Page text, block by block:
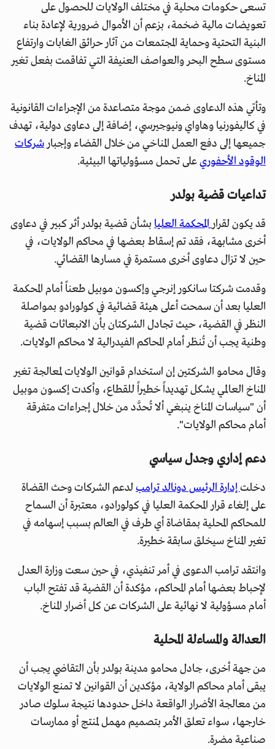
تسعى حكومات محلية في مختلف الولايات للحصول على
تعويضات مالية ضخمة، بزعم أن الأموال ضرورية لإعادة بناء
البنية التحتية وحماية المجتمعات من آثار حرائق الغابات وارتفاع
مستوى سطح البحر والعواصف العنيفة التي تفاقمت بفعل تغير
المناخ.
وتأتي هذه الدعاوى ضمن موجة متصاعدة من الإجراءات القانونية
في كاليفورنيا وهاواي ونيوجيرسي، إضافة إلى دعاوى دولية، تهدف
جميعها إلى دفع العمل المناخي من خلال القضاء وإجبارشركات
الوقود الأحفوريعلى تحمل مسؤولياتها البيئية.
تداعيات قضية بولدر
قد يكون لقرارالمحكمة العليا بشأن قضية بولدر أثر كبير في دعاوى
أخرى مشابهة، فقد تم إسقاط بعضها في محاكم الولايات، في
حين لا تزال دعاوى أخرى مستمرة في مسارها القضائي.
وقدمت شركتا سانكور إنرجي وإكسون موبيل طعناً أمام المحكمة
العليا بعد أن سمحت أعلى هيئة قضائية في كولورادو بمواصلة
النظر في القضية، حيث تجادل الشركتان بأن الانبعاثات قضية
وطنية يجب أن تُنظر أمام المحاكم الفيدرالية لا محاكم الولايات.
وقال محامو الشركتين إن استخدام قوانين الولايات لمعالجة تغير
المناخ العالمي يشكل تهديداً خطيراً للقطاع، وأكدت إكسون موبيل
أن "سياسات المناخ ينبغي ألا تُحدَّد من خلال إجراءات متفرقة
أمام محاكم الولايات".
دعم إداري وجدل سياسي
دخلتإدارة الرئيس دونالد ترامبلدعم الشركات وحث القضاة
على إلغاء قرار المحكمة العليا في كولورادو، معتبرة أن السماح
للمحاكم المحلية بمقاضاة أي طرف في العالم بسبب إسهامه في
تغير المناخ سيخلق سابقة خطيرة.
وانتقد ترامب الدعوى في أمر تنفيذي، في حين سعت وزارة العدل
لإحباط بعضها أمام المحاكم، مؤكدة أن القضية قد تفتح الباب
أمام مسؤولية لا نهائية على الشركات عن كل أضرار المناخ.
العدالة والمساءلة المحلية
من جهة أخرى، جادل محامو مدينة بولدر بأن التقاضي يجب أن
يبقى أمام محاكم الولاية، مؤكدين أن القوانين لا تمنع الولايات
من معالجة الأضرار الواقعة داخل حدودها نتيجة سلوك صادر
خارجها، سواء تعلق الأمر بتصميم مهمل لمنتج أو ممارسات
صناعية مضرة.